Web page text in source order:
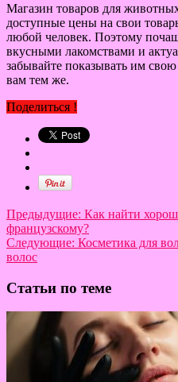
Магазин товаров для
доступные цены на свои
любой человек. Поэтому
вкусными лакомствами и
забывайте показывать им
вам тем же.
Поделиться !
Предыдущие: Как найти
французскому?
Следующие: Косметика для
волос
Статьи по теме